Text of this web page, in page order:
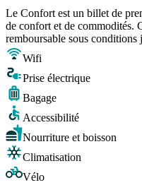
Le Confort est un billet de
de confort et de commodités.
remboursable sous conditions
Wifi
Prise électrique
Bagage
Accessibilité
Nourriture et boisson
Climatisation
Vélo